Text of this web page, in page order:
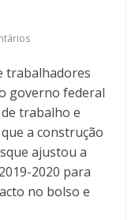
trabalhadores
governo federal
trabalho e
a construção
ajustou a
2020 para
no bolso e